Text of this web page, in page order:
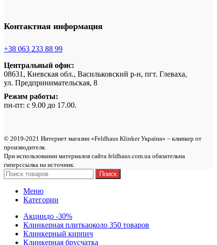
Контактная информация
+38 063 233 88 99
Центральный офис:
08631, Киевская обл., Васильковский р-н, пгт. Глеваха,
ул. Предпринимательская, 8
Режим работы:
пн-пт: с 9.00 до 17.00.
© 2019-2021 Интернет магазин «Feldhaus Klinker Україна» – клинкер от
производителя.
При использовании материалов сайта feldhaus.com.ua обязательна
гиперссылка на источник.
Поиск
Меню
Категории
Акциидо -30%
Клинкерная плиткаоколо 350 товаров
Клинкерный кирпич
Клинкерная брусчатка